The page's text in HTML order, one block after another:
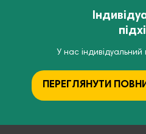
У нас індивідуальний
ПЕРЕГЛЯНУТИ